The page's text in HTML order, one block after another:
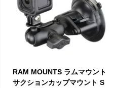
RAM MOUNTS ラムマウント
サクションカップマウント S